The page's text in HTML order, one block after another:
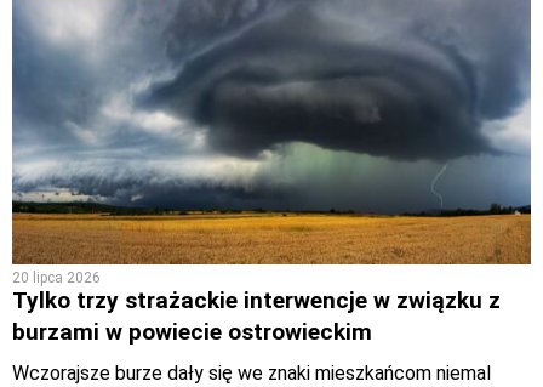
20 lipca 2026
Tylko trzy strażackie interwencje w związku z
burzami w powiecie ostrowieckim
Wczorajsze burze dały się we znaki mieszkańcom niemal